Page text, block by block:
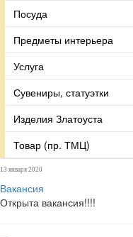
Посуда
Предметы интерьера
Услуга
Сувениры, статуэтки
Изделия Златоуста
Товар (пр. ТМЦ)
13 января 2020
Вакансия
Открыта вакансия!!!!